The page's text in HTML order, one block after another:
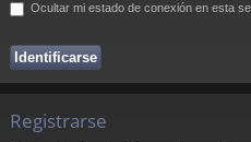
Ocultar mi estado de conexión en esta
Registrarse